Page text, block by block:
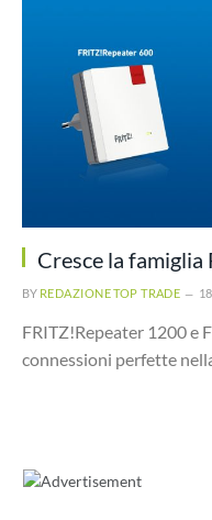
Cresce la
BY REDAZIONE TOP TRADE
FRITZ!Repeater 1200 e
connessioni perfette